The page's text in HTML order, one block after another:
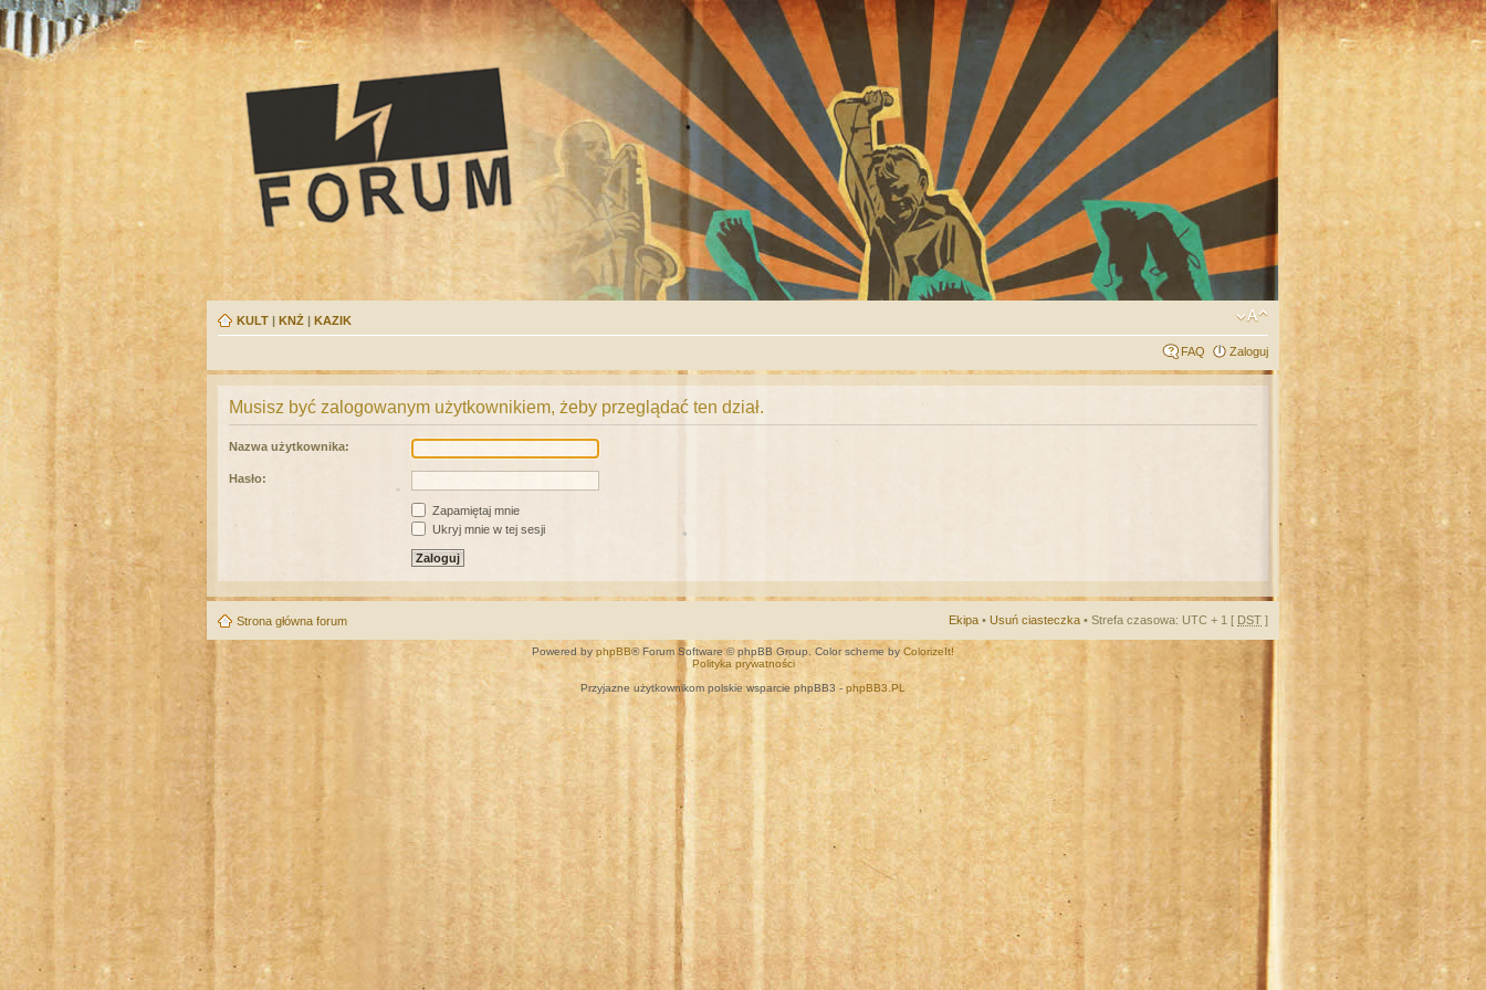
KULT | KNŻ | KAZIK
FAQ Zaloguj
Musisz być zalogowanym użytkownikiem, żeby przeglądać ten dział.
Nazwa użytkownika:
Hasło:
Zapamiętaj mnie
Ukryj mnie w tej sesji
Strona główna forum Ekipa • Usuń ciasteczka • Strefa czasowa: UTC + 1 [ DST ]
Powered by phpBB® Forum Software © phpBB Group. Color scheme by ColorizeIt!
Polityka prywatności
Przyjazne użytkownikom polskie wsparcie phpBB3 - phpBB3.PL